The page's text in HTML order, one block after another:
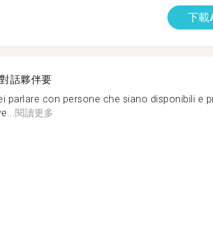
下載
話夥伴要
parlare con persone che siano disponibili e
閱讀更多